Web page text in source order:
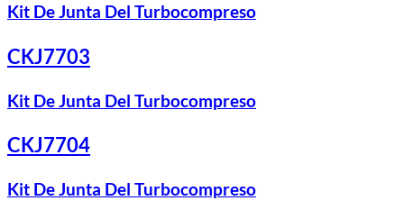
Kit De Junta Del Turbocompreso
CKJ7703
Kit De Junta Del Turbocompreso
CKJ7704
Kit De Junta Del Turbocompreso